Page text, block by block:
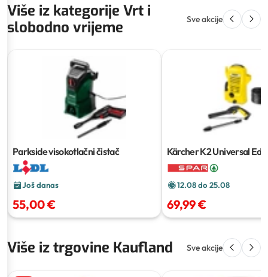
Više iz kategorije Vrt i
slobodno vrijeme
Sve akcije
Parkside visokotlačni čistač
Još danas
55,00 €
Kärcher K2 Universal
visokotlačni čistač
12.08 do 25.08
69,99 €
Više iz trgovine Kaufland Sve akcije